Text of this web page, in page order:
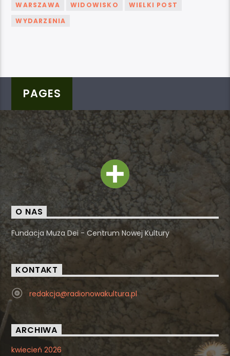
WARSZAWA
WIDOWISKO
WIELKI POST
WYDARZENIA
PAGES
O NAS
Fundacja Muza Dei - Centrum Nowej Kultury
KONTAKT
redakcja@radionowakultura.pl
ARCHIWA
kwiecień 2026